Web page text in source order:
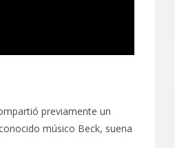
previamente un
músico Beck, suena